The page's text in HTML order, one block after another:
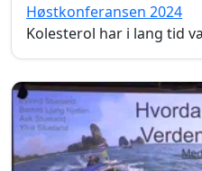
Høstkonferansen 2024